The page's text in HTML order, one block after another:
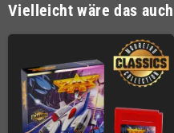
Vielleicht wäre das